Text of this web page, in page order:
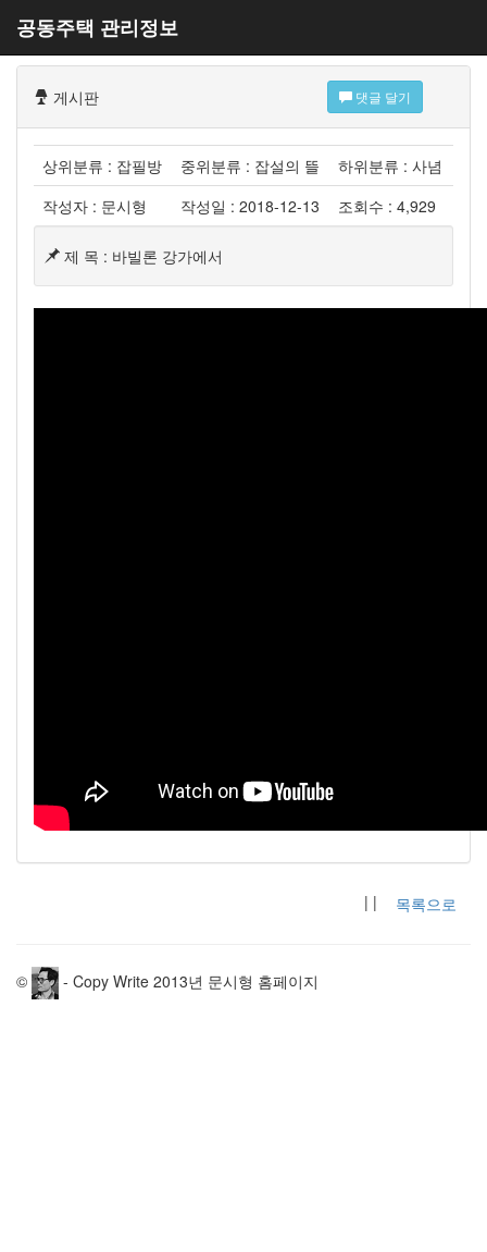
공동주택 관리정보
게시판 댓글 달기
상위분류 : 잡필방 중위분류 : 잡설의 뜰
하위분류 : 사념
작성자 : 문시형
작성일 : 2018-12-13 조회수 : 4,929
제 목 : 바빌론 강가에서
| | 목록으로
© - Copy Write 2013년 문시형 홈페이지